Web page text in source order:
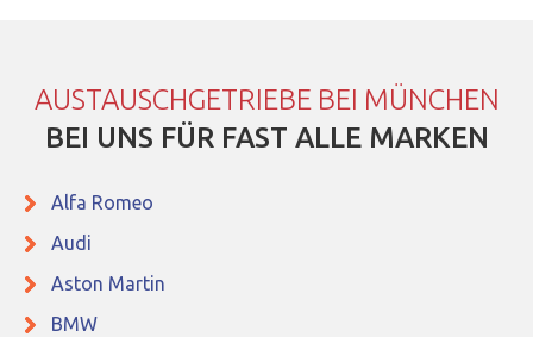
AUSTAUSCHGETRIEBE BEI MÜNCHEN
BEI UNS FÜR FAST ALLE MARKEN
Alfa Romeo
Audi
Aston Martin
BMW